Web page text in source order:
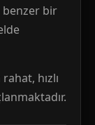
benzer bir
hızlı